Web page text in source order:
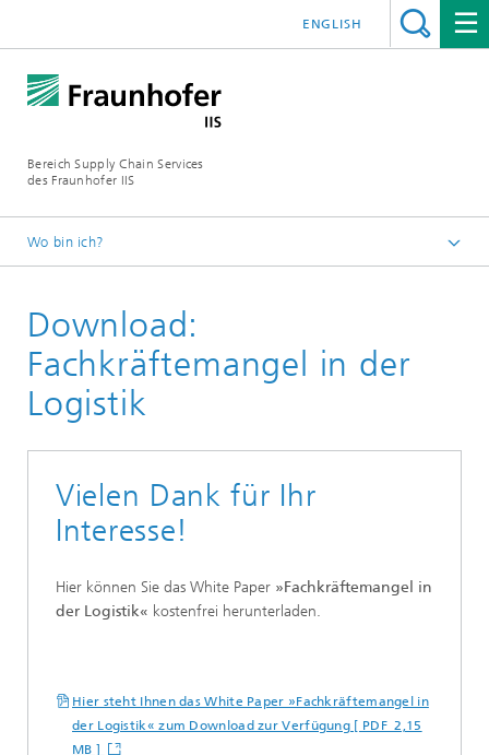
Bereich Supply Chain Services
des Fraunhofer IIS
ENGLISH
Wo bin ich?
Download
Download:
Fachkräftemangel in der
Logistik
Vielen Dank für Ihr
Interesse!
Hier können Sie das White Paper »Fachkräftemangel in
der Logistik« kostenfrei herunterladen.
Hier steht Ihnen das White Paper »Fachkräftemangel in
der Logistik« zum Download zur Verfügung [ PDF 2,15
MB ]